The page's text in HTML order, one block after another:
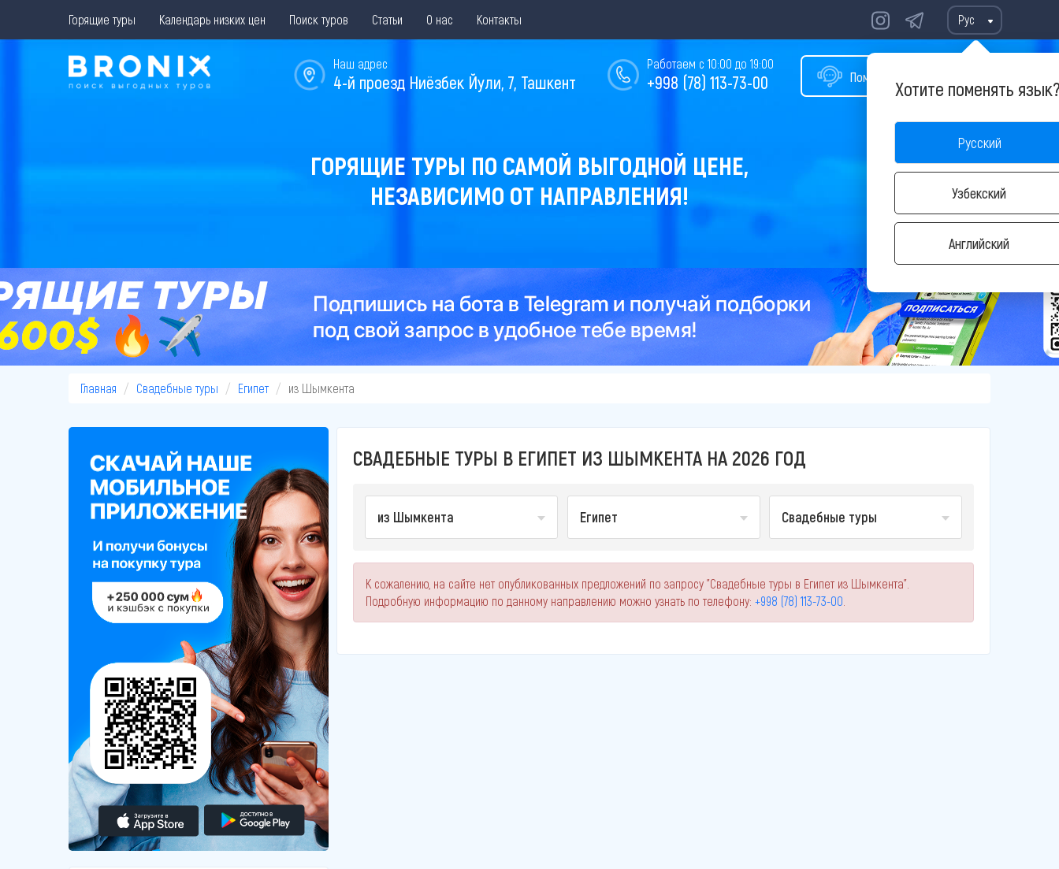
Горящие туры Календарь низких цен Поиск туров Статьи О нас Контакты Рус
Хотите поменять
Русский
Узбекский
Английский
Помощь в подборе тура
Работаем с 10:00 до 19:00
+998 (78) 113-73-00
Наш адрес
4-й проезд Ниёзбек Йули, 7, Ташкент
ГОРЯЩИЕ ТУРЫ ПО САМОЙ ВЫГОДНОЙ ЦЕНЕ,
НЕЗАВИСИМО ОТ НАПРАВЛЕНИЯ!
Главная Свадебные туры Египет из Шымкента
СВАДЕБНЫЕ ТУРЫ В ЕГИПЕТ ИЗ ШЫМКЕНТА НА 2026 ГОД
из Шымкента Египет Свадебные туры
К сожалению, на сайте нет опубликованных предложений по запросу "Свадебные туры в Египет из Шымкента".
Подробную информацию по данному направлению можно узнать по телефону: +998 (78) 113-73-00